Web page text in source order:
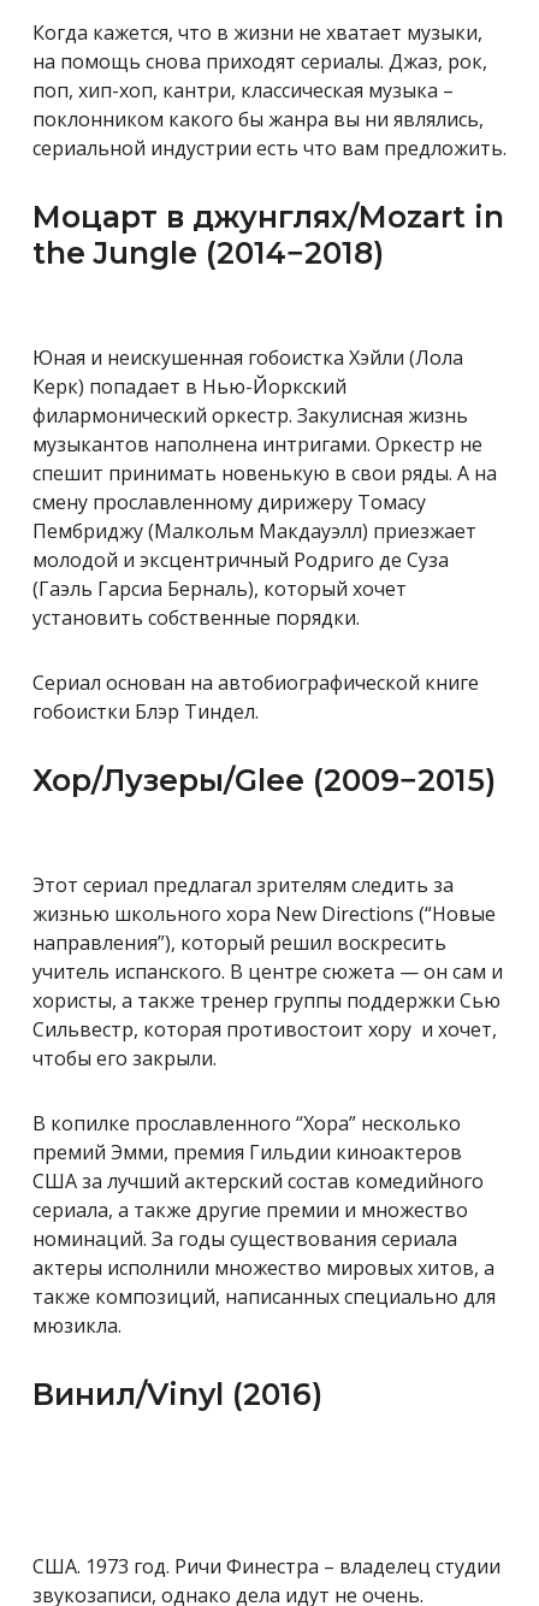
Когда кажется, что в жизни не хватает музыки,
на помощь снова приходят сериалы. Джаз, рок,
поп, хип-хоп, кантри, классическая музыка –
поклонником какого бы жанра вы ни являлись,
сериальной индустрии есть что вам предложить.
Моцарт в джунглях/Mozart in
the Jungle (2014−2018)
Юная и неискушенная гобоистка Хэйли (Лола
Керк) попадает в Нью-Йоркский
филармонический оркестр. Закулисная жизнь
музыкантов наполнена интригами. Оркестр не
спешит принимать новенькую в свои ряды. А на
смену прославленному дирижеру Томасу
Пембриджу (Малкольм Макдауэлл) приезжает
молодой и эксцентричный Родриго де Суза
(Гаэль Гарсиа Берналь), который хочет
установить собственные порядки.
Сериал основан на автобиографической книге
гобоистки Блэр Тиндел.
Хор/Лузеры/Glee (2009−2015)
Этот сериал предлагал зрителям следить за
жизнью школьного хора New Directions (“Новые
направления”), который решил воскресить
учитель испанского. В центре сюжета — он сам и
хористы, а также тренер группы поддержки Сью
Сильвестр, которая противостоит хору и хочет,
чтобы его закрыли.
В копилке прославленного “Хора” несколько
премий Эмми, премия Гильдии киноактеров
США за лучший актерский состав комедийного
сериала, а также другие премии и множество
номинаций. За годы существования сериала
актеры исполнили множество мировых хитов, а
также композиций, написанных специально для
мюзикла.
Винил/Vinyl (2016)
США. 1973 год. Ричи Финестра – владелец студии
звукозаписи, однако дела идут не очень.